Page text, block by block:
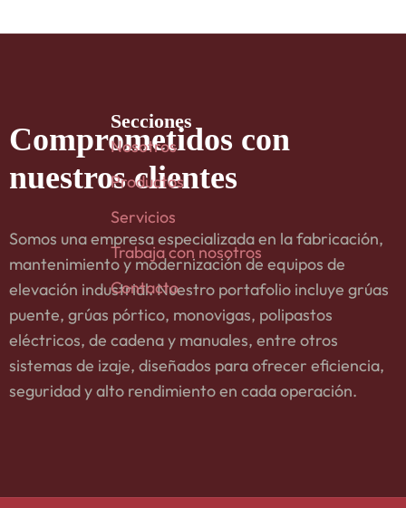
Comprometidos con
nuestros clientes
Somos una empresa especializada en la fabricación,
mantenimiento y modernización de equipos de
elevación industrial. Nuestro portafolio incluye grúas
puente, grúas pórtico, monovigas, polipastos
eléctricos, de cadena y manuales, entre otros
sistemas de izaje, diseñados para ofrecer eficiencia,
seguridad y alto rendimiento en cada operación.
Secciones
Nosotros
Productos
Servicios
Trabaja con nosotros
Contacto